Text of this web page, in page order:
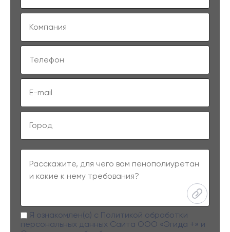
Я ознакомлен(а) с Политикой обработки
персональных данных Сайта ООО «Эгида +» и